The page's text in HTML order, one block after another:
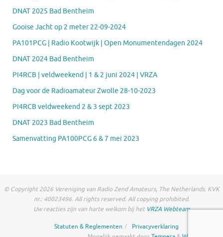
DNAT 2025 Bad Bentheim
Gooise Jacht op 2 meter 22-09-2024
PA101PCG | Radio Kootwijk | Open Monumentendagen 2024
DNAT 2024 Bad Bentheim
PI4RCB | veldweekend | 1 & 2 juni 2024 | VRZA
Dag voor de Radioamateur Zwolle 28-10-2023
PI4RCB veldweekend 2 & 3 sept 2023
DNAT 2023 Bad Bentheim
Samenvatting PA100PCG 6 & 7 mei 2023
© Copyright 2026 Vereniging van Radio Zend Amateurs, The Netherlands. KVK
nr.: 40023496. All rights reserved. All copying prohibited.
Uw reacties zijn van harte welkom bij het VRZA Webteam
Statuten & Reglementen
Privacyverklaring